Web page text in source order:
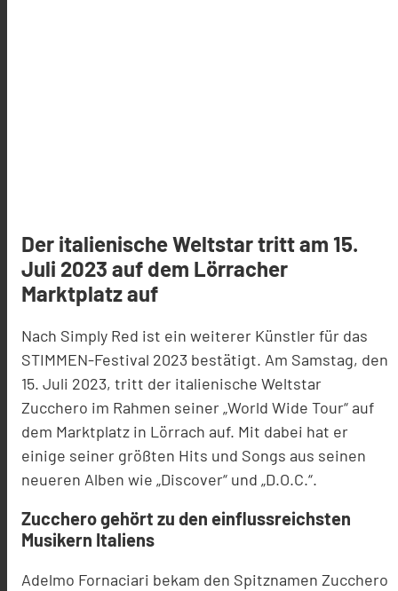
Der italienische Weltstar tritt am 15.
Juli 2023 auf dem Lörracher
Marktplatz auf
Nach Simply Red ist ein weiterer Künstler für das
STIMMEN-Festival 2023 bestätigt. Am Samstag, den
15. Juli 2023, tritt der italienische Weltstar
Zucchero im Rahmen seiner „World Wide Tour“ auf
dem Marktplatz in Lörrach auf. Mit dabei hat er
einige seiner größten Hits und Songs aus seinen
neueren Alben wie „Discover“ und „D.O.C.“.
Zucchero gehört zu den einflussreichsten
Musikern Italiens
Adelmo Fornaciari bekam den Spitznamen Zucchero